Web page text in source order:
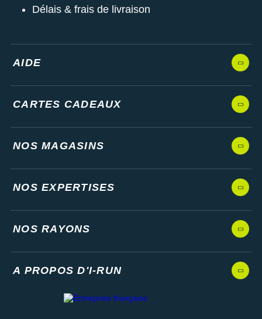
Délais & frais de livraison
AIDE
CARTES CADEAUX
NOS MAGASINS
NOS EXPERTISES
NOS RAYONS
A PROPOS D'I-RUN